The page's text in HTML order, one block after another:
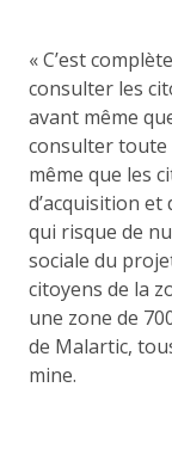
« C’est
consulter les
avant même
consulter toute
même que les
d’acquisition et
qui risque de
sociale du
citoyens de la
une zone de
de Malartic,
mine.